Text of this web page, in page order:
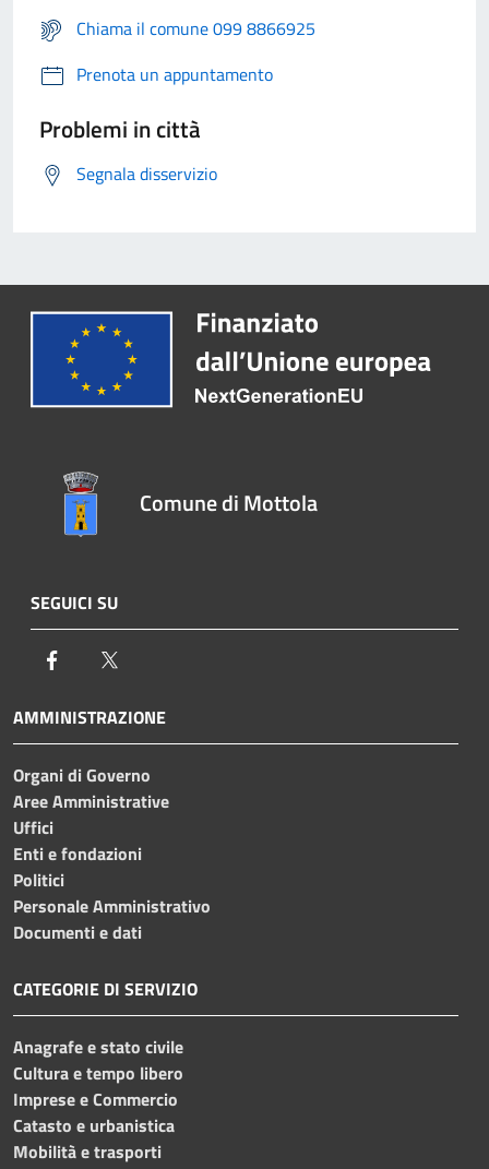
Chiama il comune 099 8866925
Prenota un appuntamento
Problemi in città
Segnala disservizio
Comune di Mottola
SEGUICI SU
Facebook
AMMINISTRAZIONE
Organi di Governo
Aree Amministrative
Uffici
Enti e fondazioni
Politici
Personale Amministrativo
Documenti e dati
CATEGORIE DI SERVIZIO
Anagrafe e stato civile
Cultura e tempo libero
Imprese e Commercio
Catasto e urbanistica
Mobilità e trasporti